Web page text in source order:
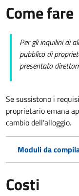
Come fare
Per gli inquilini di
pubblico di
presentata
Se sussistono i
proprietario emana
cambio dell'alloggio.
Moduli da
Costi